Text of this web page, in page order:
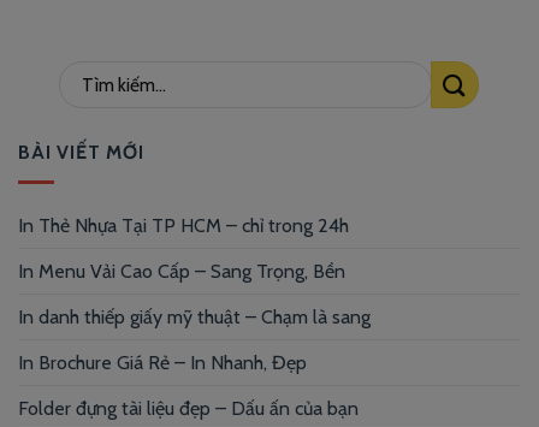
BÀI VIẾT MỚI
In Thẻ Nhựa Tại TP HCM – chỉ trong 24h
In Menu Vải Cao Cấp – Sang Trọng, Bền
In danh thiếp giấy mỹ thuật – Chạm là sang
In Brochure Giá Rẻ – In Nhanh, Đẹp
Folder đựng tài liệu đẹp – Dấu ấn của bạn